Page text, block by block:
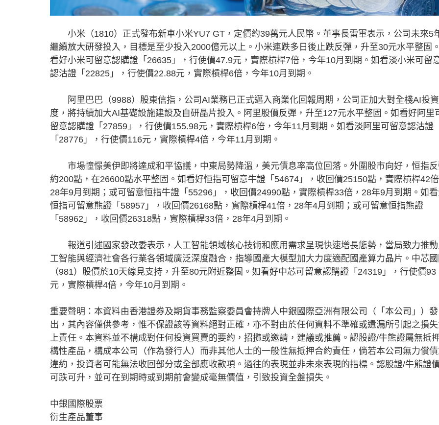
小米（1810）正式發布新車小米YU7 GT，定價約39萬元人民幣。董事長雷軍表示，公司未來5
繼續放大研發投入，目標是至少投入2000億元以上。小米連跌多日後止跌反彈，升至30元水平整固
看好小米可留意認購證「26635」，行使價47.9元，實際槓桿7倍，今年10月到期。如看淡小米可留
認沽證「22825」，行使價22.88元，實際槓桿6倍，今年10月到期。
阿里巴巴（9988）股東信指，公司AI業務已正式邁入商業化回報周期，公司正加大對全棧AI投
度，將持續加大AI基礎設施建設及自研晶片投入。阿里股價反彈，升至127元水平整固。如看好阿里
留意認購證「27859」，行使價155.98元，實際槓桿6倍，今年11月到期。如看淡阿里可留意認沽證
「28776」，行使價116元，實際槓桿4倍，今年11月到期。
市場憧憬美伊即將達成和平協議，中東局勢降溫，美元債息率高位回落。外圍股市向好，恒指
約200點，在26600點水平整固。如看好恒指可留意牛證「54674」，收回價25150點，實際槓桿42倍
28年9月到期；或可留意恒指牛證「55296」，收回價24990點，實際槓桿33倍，28年9月到期。如
恒指可留意熊證「58957」，收回價26168點，實際槓桿41倍，28年4月到期；或可留意恒指熊證
「58962」，收回價26318點，實際槓桿33倍，28年4月到期。
報道引述國家發改委表示，人工智能領域核心技術和應用需求呈現快速增長態勢，當局致力推動
工智能與經濟社會各行業各領域廣泛深度融合，指導國產大模型加大力度適配國產算力晶片。中芯
（981）股價於10天線見支持，升至80元附近整固。如看好中芯可留意認購證「24319」，行使價93
元，實際槓桿4倍，今年10月到期。
重要聲明：本資料由香港證券及期貨事務監察委員會持牌人中銀國際亞洲有限公司（「本公司」）發
出，其內容僅供參考，惟不保證該等資料絕對正確，亦不對由於任何資料不準確或遺漏所引起之損失
上責任。本資料並不構成對任何投資買賣的要約，招攬或邀請，建議或推薦。認股證/牛熊證屬無抵
構性產品，構成本公司（作為發行人）而非其他人士的一般性無抵押合約責任，倘若本公司無力償
違約，投資者可能無法收回部分或全部應收款項。過往的表現並非未來表現的指標。認股證/牛熊證
可跌可升，並可在到期時或到期前會變成毫無價值，引致投資全盤損失。
中銀國際股票
衍生產品董事